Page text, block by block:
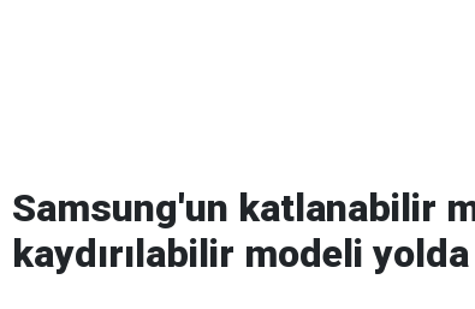
Samsung'un katlanabilir
kaydırılabilir modeli yolda